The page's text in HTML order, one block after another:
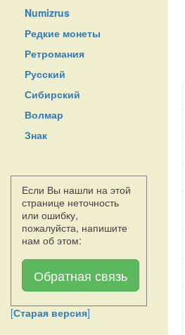
Numizrus
Редкие монеты
Ретромания
Русский
Сибирский
Волмар
Знак
Если Вы нашли на этой
странице неточность
или ошибку,
пожалуйста, напишите
нам об этом:
Обратная связь
[Старая версия]